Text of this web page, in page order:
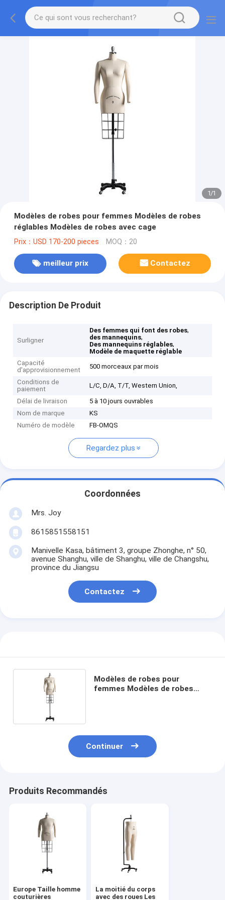
1/1
Modèles de robes pour femmes Modèles de robes
réglables Modèles de robes avec cage
Prix：USD 170-200 pieces MOQ：20
meilleur prix Contactez
Description De Produit
Surligner
Des femmes qui font des robes,
des mannequins,
Des mannequins réglables,
Modèle de maquette réglable
Capacité
d'approvisionnement
500 morceaux par mois
Conditions de
paiement
L/C, D/A, T/T, Western Union,
Délai de livraison
5 à 10 jours ouvrables
Nom de marque
KS
Numéro de modèle
FB-OMQS
Regardez plus
Coordonnées
Mrs. Joy
8615851558151
Manivelle Kasa, bâtiment 3, groupe Zhonghe, n° 50,
avenue Shanghu, ville de Shanghu, ville de Changshu,
province du Jiangsu
Contactez
Modèles de robes pour
femmes Modèles de robes
Continuer
Produits Recommandés
Europe Taille homme
couturières
La moitié du corps
avec des roues Les